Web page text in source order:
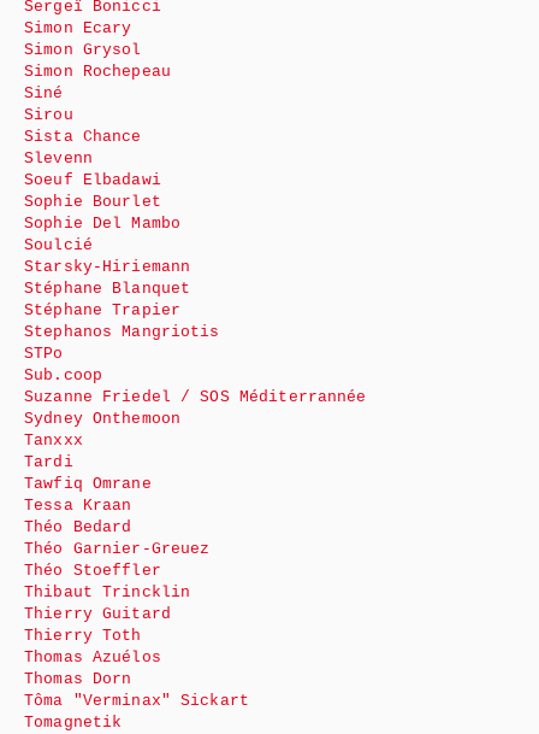
Sergeï Bonicci
Simon Ecary
Simon Grysol
Simon Rochepeau
Siné
Sirou
Sista Chance
Slevenn
Soeuf Elbadawi
Sophie Bourlet
Sophie Del Mambo
Soulcié
Starsky-Hiriemann
Stéphane Blanquet
Stéphane Trapier
Stephanos Mangriotis
STPo
Sub.coop
Suzanne Friedel / SOS Méditerrannée
Sydney Onthemoon
Tanxxx
Tardi
Tawfiq Omrane
Tessa Kraan
Théo Bedard
Théo Garnier-Greuez
Théo Stoeffler
Thibaut Trincklin
Thierry Guitard
Thierry Toth
Thomas Azuélos
Thomas Dorn
Tôma "Verminax" Sickart
Tomagnetik